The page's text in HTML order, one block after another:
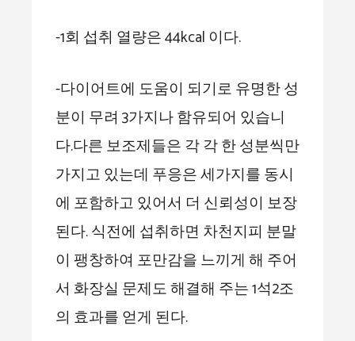
-1회 섭취 열량은 44kcal 이다.
-다이어트에 도움이 되기로 유명한 성
분이 무려 3가지나 함유되어 있습니
다.다른 보조제들은 각 각 한 성분씩만
가지고 있는데 푸응은 세가지를 동시
에 포함하고 있어서 더 신뢰성이 보장
된다. 식전에 섭취하면 차천지피 분말
이 팽창하여 포만감을 느끼게 해 주어
서 화장실 문제도 해결해 주는 1석2조
의 효과를 얻게 된다.